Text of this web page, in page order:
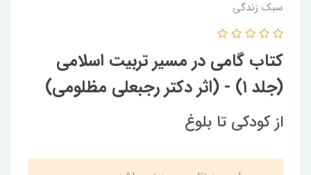
سبک زندگی
کتاب گامی در مسیر تربیت اسلامی
(جلد ۱) - (اثر دکتر رجبعلی مظلومی)
از کودکی تا بلوغ